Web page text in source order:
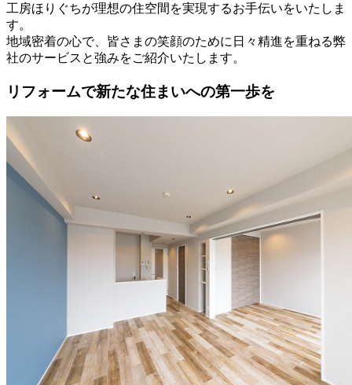
工房ほりぐちが理想の住空間を実現するお手伝いをいたしま
す。
地域密着の心で、皆さまの笑顔のために日々精進を重ねる弊
社のサービスと強みをご紹介いたします。
リフォームで新たな住まいへの第一歩を